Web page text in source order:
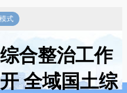
式
合整治工作
全域国土综